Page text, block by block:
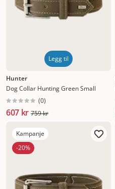
Legg til
Hunter
Dog Collar Hunting Green Small
(0)
607 kr 759 kr
Kampanje
-20%